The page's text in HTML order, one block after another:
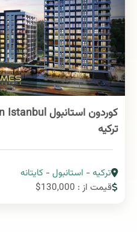
ترکیه
ترکیه - استانبول - کایتانه
قیمت از : 130,000$